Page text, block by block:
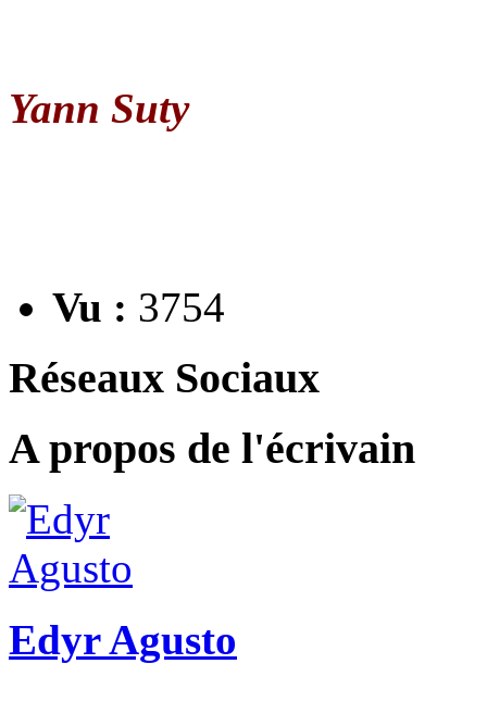
Yann Suty
Vu : 3754
Réseaux Sociaux
A propos de l'écrivain
Edyr Agusto